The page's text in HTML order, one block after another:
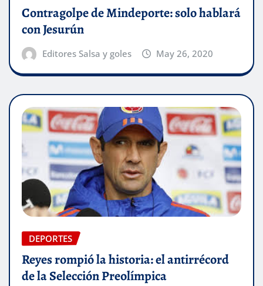
Contragolpe de Mindeporte: solo hablará
con Jesurún
Editores Salsa y goles May 26, 2020
DEPORTES
Reyes rompió la historia: el antirrécord
de la Selección Preolímpica